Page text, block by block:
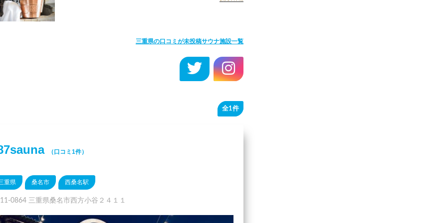
三重県の口コミが未投稿サウナ施設一覧
全1件
（口コミ1件）
重県 桑名市 西桑名駅
0864 三重県桑名市西方小谷２４１１